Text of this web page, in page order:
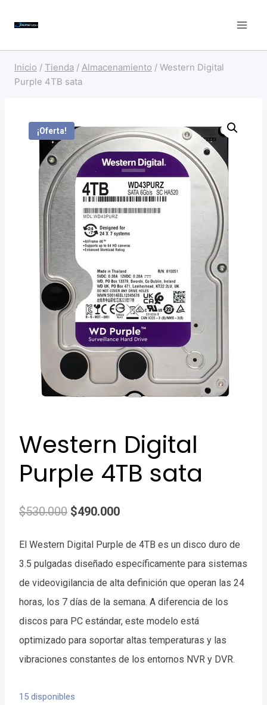
Inicio / Tienda / Almacenamiento / Western Digital
Purple 4TB sata
¡Oferta!
Western Digital
Purple 4TB sata
$530.000 Original
was:
$530.000.
$490.000Current
is:
$490.000.
El Western Digital Purple de 4TB es un disco duro de
3.5 pulgadas diseñado específicamente para sistemas
de videovigilancia de alta definición que operan las 24
horas, los 7 días de la semana. A diferencia de los
discos para PC estándar, este modelo está
optimizado para soportar altas temperaturas y las
vibraciones constantes de los entornos NVR y DVR.
15 disponibles